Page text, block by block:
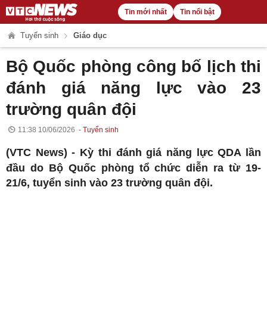
Tin mới nhất Tin nổi bật
Tuyển sinh Giáo dục
Bộ Quốc phòng công bố lịch thi
đánh giá năng lực vào 23
trường quân đội
11:38 10/06/2026 Tuyển sinh
(VTC News) - Kỳ thi đánh giá năng lực QDA lần
đầu do Bộ Quốc phòng tổ chức diễn ra từ 19-
21/6, tuyển sinh vào 23 trường quân đội.